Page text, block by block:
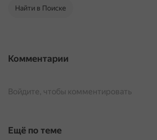
Найти в Поиске
Комментарии
Войдите, чтобы комментировать
Ещё по теме